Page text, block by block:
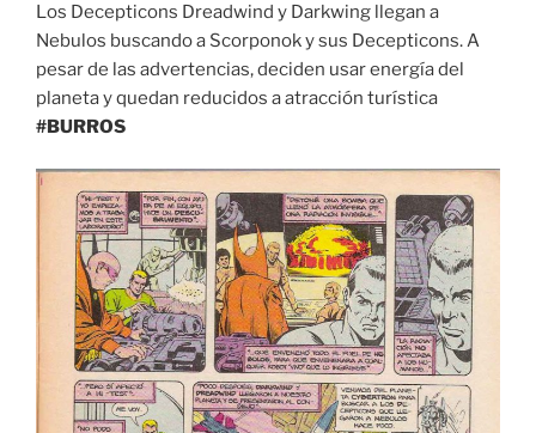
Los Decepticons Dreadwind y Darkwing llegan a
Nebulos buscando a Scorponok y sus Decepticons. A
pesar de las advertencias, deciden usar energía del
planeta y quedan reducidos a atracción turística
#BURROS